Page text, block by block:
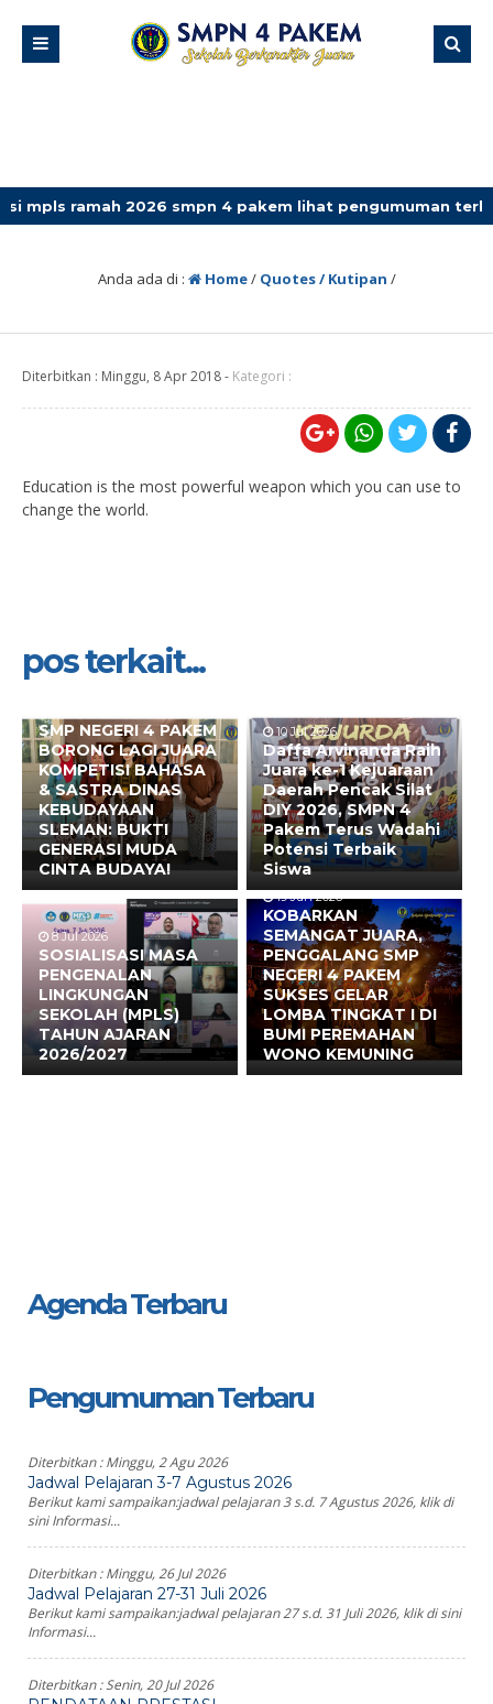
2026 smpn 4 pakem lihat pengumuman terbaru
Anda ada di : Home/ Quotes / Kutipan /
Diterbitkan : Minggu, 8 Apr 2018- Kategori :
Education is the most powerful weapon which you can use to
change the world.
pos terkait...
SMP NEGERI 4 PAKEM
BORONG LAGI JUARA
KOMPETISI BAHASA
& SASTRA DINAS
KEBUDAYAAN
SLEMAN: BUKTI
GENERASI MUDA
CINTA BUDAYA!
10 Jul 2026
Daffa Arvinanda Raih
Juara ke-1 Kejuaraan
Daerah Pencak Silat
DIY 2026, SMPN 4
Pakem Terus Wadahi
Potensi Terbaik
Siswa
8 Jul 2026
SOSIALISASI MASA
PENGENALAN
LINGKUNGAN
SEKOLAH (MPLS)
TAHUN AJARAN
2026/2027
19 Jun 2026
KOBARKAN
SEMANGAT JUARA,
PENGGALANG SMP
NEGERI 4 PAKEM
SUKSES GELAR
LOMBA TINGKAT I DI
BUMI PEREMAHAN
WONO KEMUNING
Agenda Terbaru
Pengumuman Terbaru
Diterbitkan :Minggu, 2 Agu 2026
Jadwal Pelajaran 3-7 Agustus 2026
Berikut kami sampaikan:jadwal pelajaran 3 s.d. 7 Agustus 2026, klik di
sini Informasi...
Diterbitkan :Minggu, 26 Jul 2026
Jadwal Pelajaran 27-31 Juli 2026
Berikut kami sampaikan:jadwal pelajaran 27 s.d. 31 Juli 2026, klik di sini
Informasi...
Diterbitkan :Senin, 20 Jul 2026